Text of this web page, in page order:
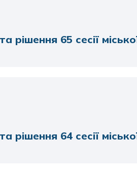
рішення 65 сесії
рішення 64 сесії